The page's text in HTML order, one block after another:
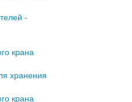
-
крана
хранения
крана